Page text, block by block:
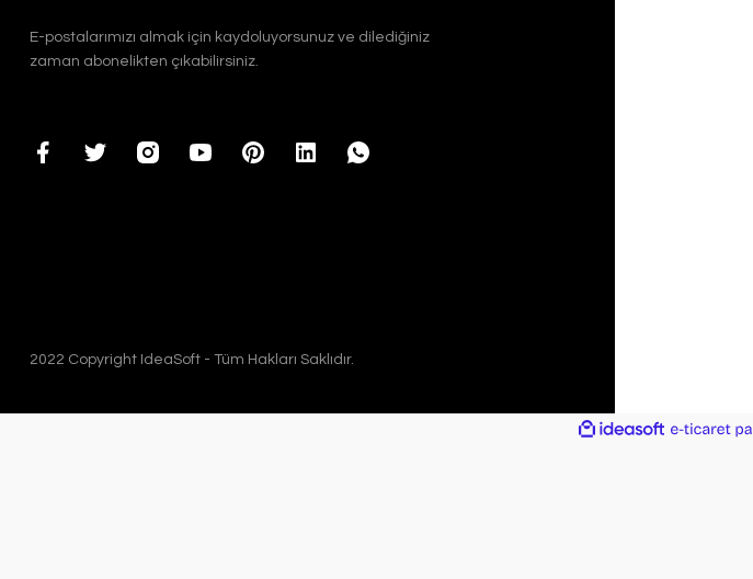
E-postalarımızı almak için kaydoluyorsunuz ve dilediğiniz
zaman abonelikten çıkabilirsiniz.
2022 Copyright IdeaSoft - Tüm Hakları Saklıdır.
ideasoft